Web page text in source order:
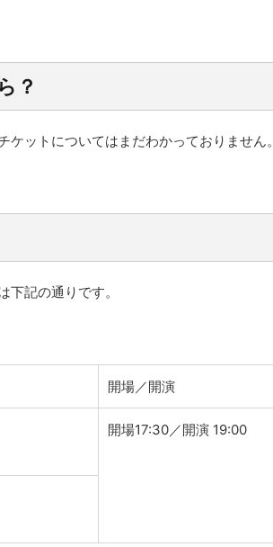
？
ットについてはまだわかっておりません。
記の通りです。
開場／開演
開場17:30／開演 19:00